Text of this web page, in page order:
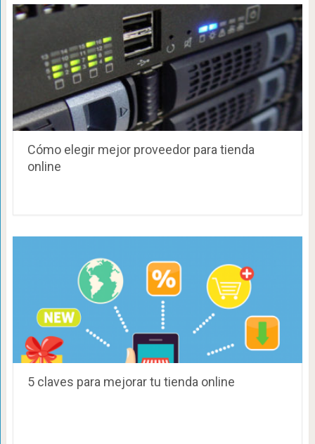
Cómo elegir mejor proveedor para tienda
online
5 claves para mejorar tu tienda online